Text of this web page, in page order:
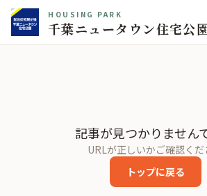
HOUSING PARK
千葉ニュータウン住宅公
記事が見つかりません
URLが正しいかご確認くだ
トップに戻る